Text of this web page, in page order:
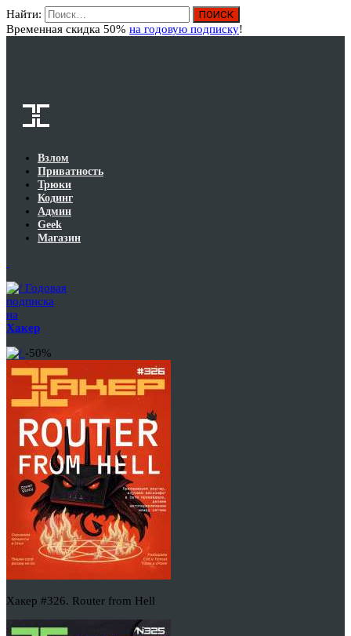
Найти:
Временная скидка 50% на годовую подписку!
Взлом
Приватность
Трюки
Кодинг
Админ
Geek
Магазин
Годовая
подписка
на
Хакер
-50%
Хакер #326. Router from Hell